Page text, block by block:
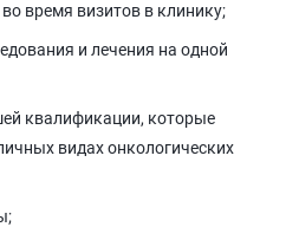
время визитов в клинику;
и лечения на одной
квалификации, которые
видах онкологических